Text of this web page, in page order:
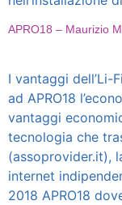
APRO18 – Maurizio
I vantaggi dell’Li-
ad APRO18
vantaggi
tecnologia che
(assoprovider.it),
internet
2018 APRO18